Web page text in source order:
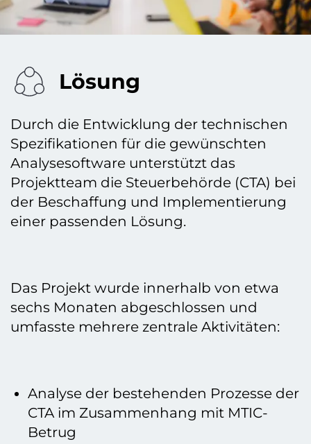
Lösung
Durch die Entwicklung der technischen
Spezifikationen für die gewünschten
Analysesoftware unterstützt das
Projektteam die Steuerbehörde (CTA) bei
der Beschaffung und Implementierung
einer passenden Lösung.
Das Projekt wurde innerhalb von etwa
sechs Monaten abgeschlossen und
umfasste mehrere zentrale Aktivitäten:
Analyse der bestehenden Prozesse der
CTA im Zusammenhang mit MTIC-
Betrug